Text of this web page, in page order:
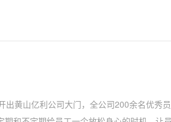
出黄山亿利公司大门，全公司200余名优秀